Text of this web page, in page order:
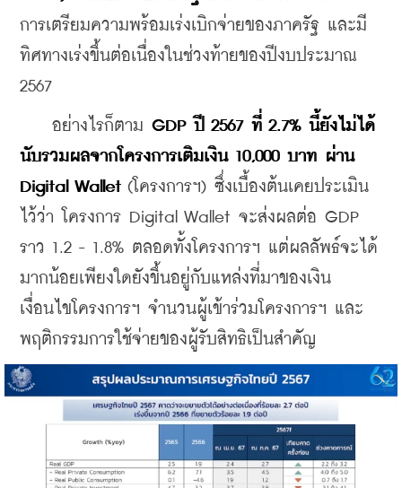
การเตรียมความพร้อมเร่งเบิกจ่ายของภาครัฐ และมี
ทิศทางเร่งขึ้นต่อเนื่องในช่วงท้ายของปีงบประมาณ
2567
อย่างไรก็ตาม GDP ปี 2567 ที่ 2.7% นี้ยังไม่ได้
นับรวมผลจากโครงการเติมเงิน 10,000 บาท ผ่าน
Digital Wallet (โครงการฯ) ซึ่งเบื้องต้นเคยประเมิน
ไว้ว่า โครงการ Digital Wallet จะส่งผลต่อ GDP
ราว 1.2 - 1.8% ตลอดทั้งโครงการฯ แต่ผลลัพธ์จะได้
มากน้อยเพียงใดยังขึ้นอยู่กับแหล่งที่มาของเงิน
เงื่อนไขโครงการฯ จำนวนผู้เข้าร่วมโครงการฯ และ
พฤติกรรมการใช้จ่ายของผู้รับสิทธิเป็นสำคัญ